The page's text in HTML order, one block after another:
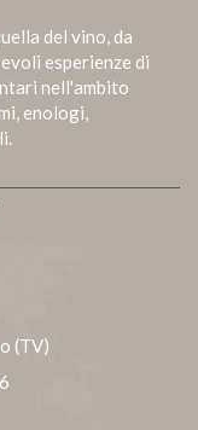
del vino, da
esperienze di
nell'ambito
enologi,
(TV)